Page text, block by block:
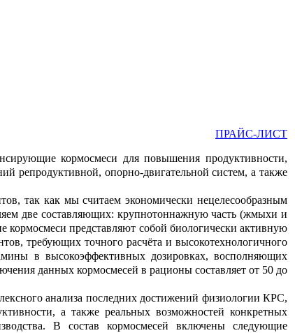
ПРАЙС-ЛИСТ
кормосмеси для повышения продуктивности,
репродуктивной, опорно-двигательной систем, а также
так как мы считаем экономически нецелесообразным
две составляющих: крупнотоннажную часть (жмыхи и
представляют собой биологически активную
требующих точного расчёта и высокотехнологичного
в высокоэффективных дозировках, восполняющих
данных кормосмесей в рационы составляет от 50 до
анализа последних достижений физиологии КРС,
а также реальных возможностей конкретных
В состав кормосмесей включены следующие